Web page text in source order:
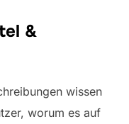
&
wissen
worum es auf